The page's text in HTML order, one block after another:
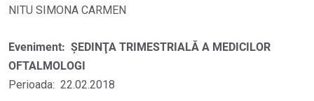
NITU SIMONA CARMEN
Eveniment: ŞEDINŢA TRIMESTRIALĂ A MEDICILOR
OFTALMOLOGI
Perioada: 22.02.2018